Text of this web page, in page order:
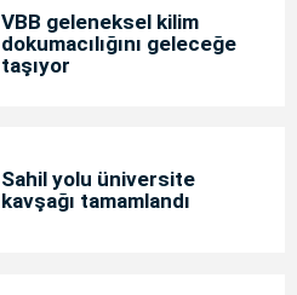
VBB geleneksel kilim
dokumacılığını geleceğe
taşıyor
Sahil yolu üniversite
kavşağı tamamlandı